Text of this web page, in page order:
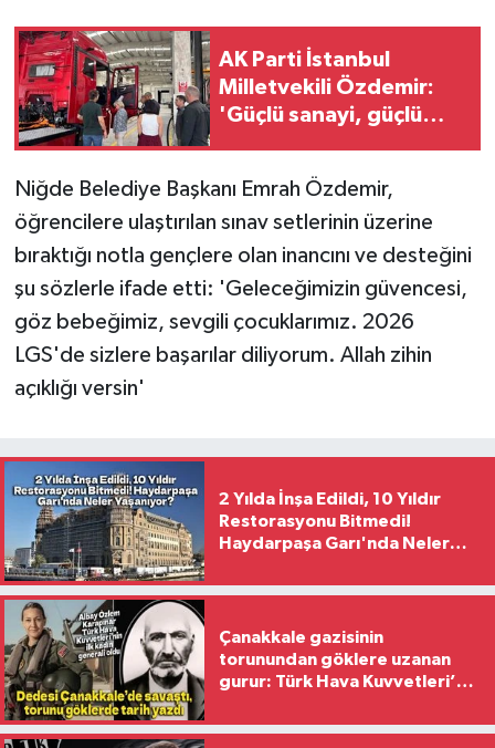
AK Parti İstanbul
Milletvekili Özdemir:
'Güçlü sanayi, güçlü
Niğde Belediye Başkanı Emrah Özdemir,
öğrencilere ulaştırılan sınav setlerinin üzerine
bıraktığı notla gençlere olan inancını ve desteğini
şu sözlerle ifade etti: 'Geleceğimizin güvencesi,
göz bebeğimiz, sevgili çocuklarımız. 2026
LGS'de sizlere başarılar diliyorum. Allah zihin
açıklığı versin'
2 Yılda İnşa Edildi, 10 Yıldır
Restorasyonu Bitmedi!
Haydarpaşa Garı'nda Neler
Çanakkale gazisinin
torunundan göklere uzanan
gurur: Türk Hava Kuvvetleri’nin